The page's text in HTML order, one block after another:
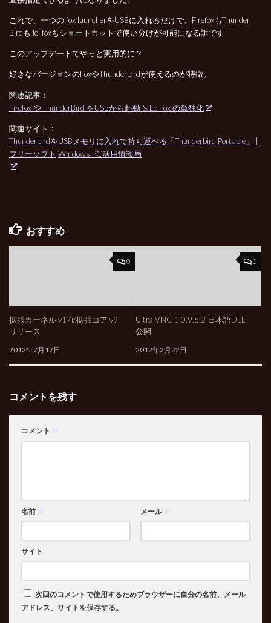
これで、一つの fox launcherをUSBに入れるだけで、FirefoxもThunder
Birdも lolifoxもショートカットで使い分けが可能になる訳です
このアップデートでやっと実用的に？
好きなバージョンのFoxやThunderbirdが使えるのが特徴。
関連記事：
Firefox や ThunderBird をUSBから起動 & Lolifox の単独化
関連サイト：
ThunderbirdをUSBメモリに入れて持ち運べる「Thunderbird Portable」 |
フリーソフト,Windows PC活用情報局
おすすめ
0
拡張カーネル v17i/拡張コア v9
リリース
2012年7月17日
0
Ultra VNC 1.0.9.6.2 日本語DLL
公開
2012年2月22日
コメントを残す
コメント ※
名前 ※ メール ※
サイト
次回のコメントで使用するためブラウザーに自分の名前、メール
アドレス、サイトを保存する。